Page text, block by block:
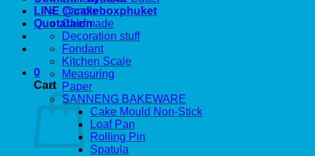
LINE @cakeboxphuket
Quotataion
0
Cart
Candle
Chefmade
Decoration stuff
Fondant
Kitchen Scale
Measuring
Paper
SANNENG BAKEWARE
Cake Mould Non-Stick
Loaf Pan
Rolling Pin
Spatula